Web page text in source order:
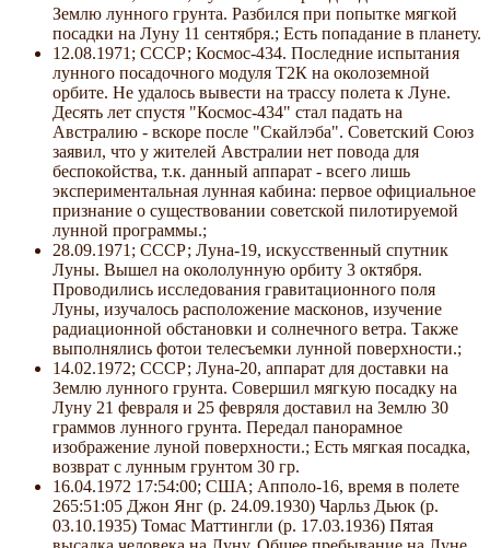
Землю лунного грунта. Разбился при попытке мягкой
посадки на Луну 11 сентября.; Есть попадание в планету.
12.08.1971; СССР; Космос-434. Последние испытания
лунного посадочного модуля Т2К на околоземной
орбите. Не удалось вывести на трассу полета к Луне.
Десять лет спустя "Космос-434" стал падать на
Австралию - вскоре после "Скайлэба". Советский Союз
заявил, что у жителей Австралии нет повода для
беспокойства, т.к. данный аппарат - всего лишь
экспериментальная лунная кабина: первое официальное
признание о существовании советской пилотируемой
лунной программы.;
28.09.1971; СССР; Луна-19, искусственный спутник
Луны. Вышел на окололунную орбиту 3 октября.
Проводились исследования гравитационного поля
Луны, изучалось расположение масконов, изучение
радиационной обстановки и солнечного ветра. Также
выполнялись фотои телесъемки лунной поверхности.;
14.02.1972; СССР; Луна-20, аппарат для доставки на
Землю лунного грунта. Совершил мягкую посадку на
Луну 21 февраля и 25 февряля доставил на Землю 30
граммов лунного грунта. Передал панорамное
изображение луной поверхности.; Есть мягкая посадка,
возврат с лунным грунтом 30 гр.
16.04.1972 17:54:00; США; Апполо-16, время в полете
265:51:05 Джон Янг (р. 24.09.1930) Чарльз Дьюк (р.
03.10.1935) Томас Маттингли (р. 17.03.1936) Пятая